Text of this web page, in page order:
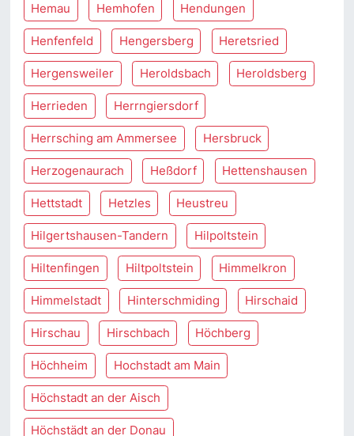
Hemau Hemhofen Hendungen
Henfenfeld Hengersberg Heretsried
Hergensweiler Heroldsbach Heroldsberg
Herrieden Herrngiersdorf
Herrsching am Ammersee Hersbruck
Herzogenaurach Heßdorf Hettenshausen
Hettstadt Hetzles Heustreu
Hilgertshausen-Tandern Hilpoltstein
Hiltenfingen Hiltpoltstein Himmelkron
Himmelstadt Hinterschmiding Hirschaid
Hirschau Hirschbach Höchberg
Höchheim Hochstadt am Main
Höchstadt an der Aisch
Höchstädt an der Donau